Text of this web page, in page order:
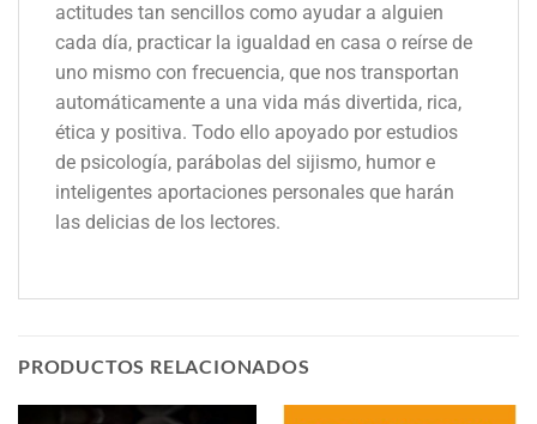
actitudes tan sencillos como ayudar a alguien
cada día, practicar la igualdad en casa o reírse de
uno mismo con frecuencia, que nos transportan
automáticamente a una vida más divertida, rica,
ética y positiva. Todo ello apoyado por estudios
de psicología, parábolas del sijismo, humor e
inteligentes aportaciones personales que harán
las delicias de los lectores.
PRODUCTOS RELACIONADOS